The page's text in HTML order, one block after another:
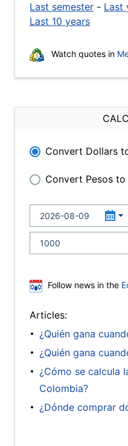
Last semester - Last
Last 10 years
Watch quotes in
Convert Dollars
Convert Pesos
Follow news in the
Articles:
¿Quién gana
¿Quién gana
¿Cómo se calcula
Colombia?
¿Dónde comprar